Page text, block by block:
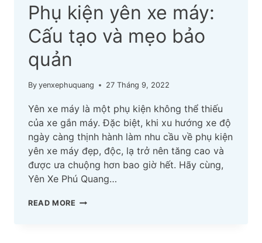
Phụ kiện yên xe máy:
Cấu tạo và mẹo bảo
quản
By yenxephuquang 27 Tháng 9, 2022
Yên xe máy là một phụ kiện không thể thiếu
của xe gắn máy. Đặc biệt, khi xu hướng xe độ
ngày càng thịnh hành làm nhu cầu về phụ kiện
yên xe máy đẹp, độc, lạ trở nên tăng cao và
được ưa chuộng hơn bao giờ hết. Hãy cùng,
Yên Xe Phú Quang…
READ MORE PHỤ